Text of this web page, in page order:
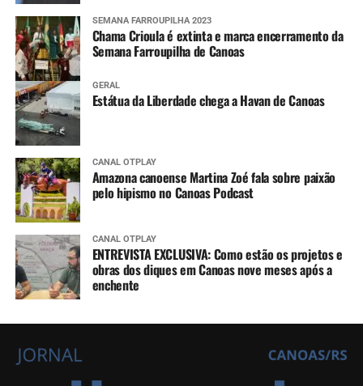
SEMANA FARROUPILHA 2023
Chama Crioula é extinta e marca encerramento da
Semana Farroupilha de Canoas
GERAL
Estátua da Liberdade chega a Havan de Canoas
CANAL OTPLAY
Amazona canoense Martina Zoé fala sobre paixão
pelo hipismo no Canoas Podcast
CANAL OTPLAY
ENTREVISTA EXCLUSIVA: Como estão os projetos e
obras dos diques em Canoas nove meses após a
enchente